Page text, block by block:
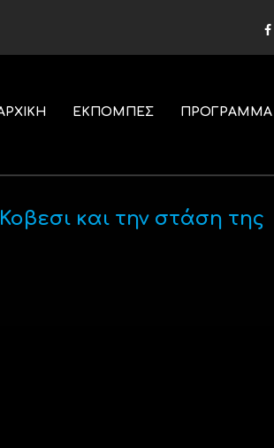
ΕΚΠΟΜΠΕΣ ΠΡΟΓΡΑΜΜΑ
και την στάση της